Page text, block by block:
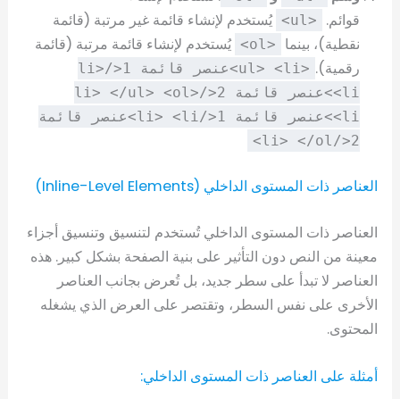
قوائم.
<ul>
يُستخدم لإنشاء قائمة غير مرتبة (قائمة
نقطية)، بينما
<ol>
يُستخدم لإنشاء قائمة مرتبة (قائمة
رقمية).
<ul> <li>عنصر قائمة 1</li>
<li>عنصر قائمة 2</li> </ul> <ol>
<li>عنصر قائمة 1</li> <li>عنصر قائمة
2</li> </ol>
العناصر ذات المستوى الداخلي (Inline-Level Elements)
العناصر ذات المستوى الداخلي تُستخدم لتنسيق وتنسيق أجزاء
معينة من النص دون التأثير على بنية الصفحة بشكل كبير. هذه
العناصر لا تبدأ على سطر جديد، بل تُعرض بجانب العناصر
الأخرى على نفس السطر، وتقتصر على العرض الذي يشغله
المحتوى.
أمثلة على العناصر ذات المستوى الداخلي: